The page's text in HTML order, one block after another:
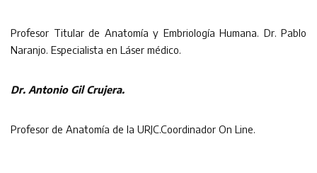
Profesor Titular de Anatomía y Embriología Humana. Dr. Pablo
Naranjo. Especialista en Láser médico.
Dr. Antonio Gil Crujera.
Profesor de Anatomía de la URJC.Coordinador On Line.